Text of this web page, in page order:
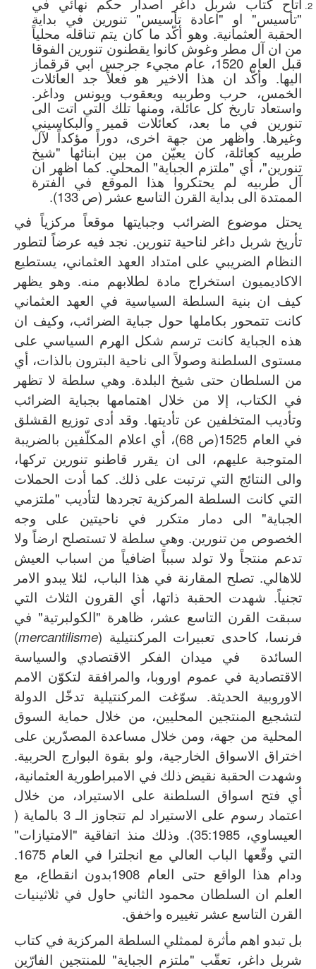
"تأسيس" او "اعادة تأسيس" تنورين في بداية
الحقبة العثمانية. وهو أكّد ما كان يتم تناقله محلياً
من ان آل مطر وغوش كانوا يقطنون تنورين الفوقا
قبل العام 1520، عام مجيء جرجس ابي قرقماز
اليها. وأكّد ان هذا الاخير هو فعلاً جد العائلات
الخمس، حرب وطربيه ويعقوب ويونس وداغر.
واستعاد تاريخ كل عائلة، ومنها تلك التي اتت الى
تنورين في ما بعد، كعائلات قمير والبكاسيني
وغيرها. واظهر من جهة اخرى، دوراً مؤكداً لآل
طربيه كعائلة، كان يعيّن من بين ابنائها "شيخ
تنورين"، أي "ملتزم الجباية" المحلي. كما اظهر ان
آل طربيه لم يحتكروا هذا الموقع في الفترة
الممتدة الى بداية القرن التاسع عشر (ص 133).
يحتل موضوع الضرائب وجبايتها موقعاً مركزياً في
تأريخ شربل داغر لناحية تنورين. نجد فيه عرضاً لتطور
النظام الضريبي على امتداد العهد العثماني، يستطيع
الاكاديميون استخراج مادة لطلابهم منه. وهو يظهر
كيف ان بنية السلطة السياسية في العهد العثماني
كانت تتمحور بكاملها حول جباية الضرائب، وكيف ان
هذه الجباية كانت ترسم شكل الهرم السياسي على
مستوى السلطنة وصولاً الى ناحية البترون بالذات، أي
من السلطان حتى شيخ البلدة. وهي سلطة لا تظهر
في الكتاب، إلا من خلال اهتمامها بجباية الضرائب
وتأديب المتخلفين عن تأديتها. وقد أدى توزيع القشلق
في العام 1525(ص 68)، أي اعلام المكلّفين بالضريبة
المتوجبة عليهم، الى ان يقرر قاطنو تنورين تركها،
والى النتائج التي ترتبت على ذلك. كما أدت الحملات
التي كانت السلطة المركزية تجردها لتأديب "ملتزمي
الجباية" الى دمار متكرر في ناحيتين على وجه
الخصوص من تنورين. وهي سلطة لا تستصلح ارضاً ولا
تدعم منتجاً ولا تولد سبباً اضافياً من اسباب العيش
للاهالي. تصلح المقارنة في هذا الباب، لئلا يبدو الامر
تجنياً. شهدت الحقبة ذاتها، أي القرون الثلاث التي
سبقت القرن التاسع عشر، ظاهرة "الكولبرتية" في
فرنسا، كاحدى تعبيرات المركنتيلية (mercantilisme
)
السائدة في ميدان الفكر الاقتصادي والسياسة
الاقتصادية في عموم اوروبا، والمرافقة لتكوّن الامم
الاوروبية الحديثة. سوّغت المركنتيلية تدخّل الدولة
لتشجيع المنتجين المحليين، من خلال حماية السوق
المحلية من جهة، ومن خلال مساعدة المصدّرين على
اختراق الاسواق الخارجية، ولو بقوة البوارج الحربية.
وشهدت الحقبة نقيض ذلك في الامبراطورية العثمانية،
أي فتح اسواق السلطنة على الاستيراد، من خلال
اعتماد رسوم على الاستيراد لم تتجاوز الـ 3 بالماية (
العيساوي، 35:1985). وذلك منذ اتفاقية "الامتيازات"
التي وقّعها الباب العالي مع انجلترا في العام 1675.
ودام هذا الواقع حتى العام 1908بدون انقطاع، مع
العلم ان السلطان محمود الثاني حاول في ثلاثينيات
القرن التاسع عشر تغييره واخفق.
بل تبدو اهم مأثرة لممثلي السلطة المركزية في كتاب
شربل داغر، تعقّب "ملتزم الجباية" للمنتجين الفارّين